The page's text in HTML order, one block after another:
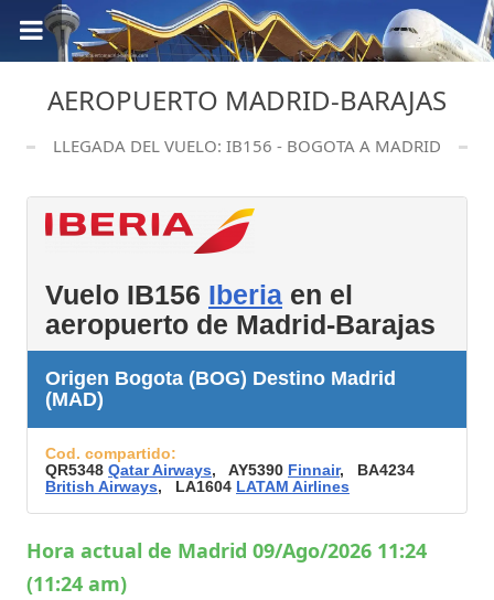
AEROPUERTO MADRID-BARAJAS
LLEGADA DEL VUELO: IB156 - BOGOTA A MADRID
Vuelo IB156 Iberia en el
aeropuerto de Madrid-Barajas
Origen Bogota (BOG) Destino Madrid
(MAD)
Cod. compartido:
QR5348 Qatar Airways, AY5390 Finnair, BA4234
British Airways, LA1604 LATAM Airlines
Hora actual de Madrid 09/Ago/2026 11:24
(11:24 am)